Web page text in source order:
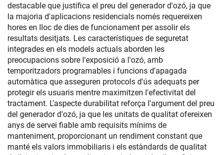
destacable que justifica el preu del generador d'ozó, ja que
la majoria d'aplicacions residencials només requereixen
hores en lloc de dies de funcionament per assolir els
resultats desitjats. Les característiques de seguretat
integrades en els models actuals aborden les
preocupacions sobre l'exposició a l'ozó, amb
temporitzadors programables i funcions d'apagada
automàtica que asseguren protocols d'ús adequats per
protegir els usuaris mentre maximitzen l'efectivitat del
tractament. L'aspecte durabilitat reforça l'argument del preu
del generador d'ozó, ja que les unitats de qualitat ofereixen
anys de servei fiable amb requisits mínims de
manteniment, proporcionant un rendiment constant que
manté els valors immobiliaris i els estàndards de qualitat